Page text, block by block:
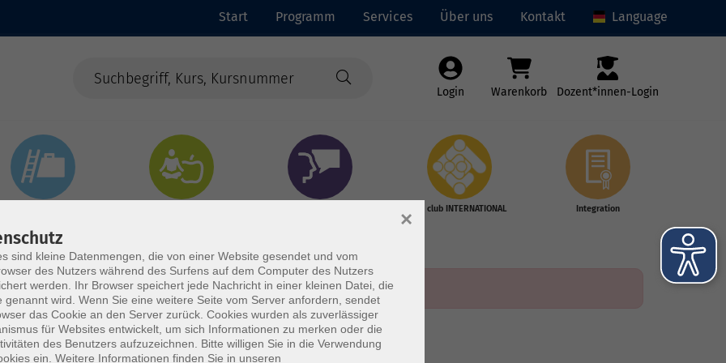
Start Programm Services Über uns Kontakt Language
Login Warenkorb Dozent*innen-Login
vhs club INTERNATIONAL Integration
sind kleine Datenmengen, die von einer Website gesendet und vom
des Nutzers während des Surfens auf dem Computer des Nutzers
werden. Ihr Browser speichert jede Nachricht in einer kleinen Datei, die
genannt wird. Wenn Sie eine weitere Seite vom Server anfordern, sendet
das Cookie an den Server zurück. Cookies wurden als zuverlässiger
für Websites entwickelt, um sich Informationen zu merken oder die
des Benutzers aufzuzeichnen. Bitte willigen Sie in die Verwendung
ein. Weitere Informationen finden Sie in unseren
×